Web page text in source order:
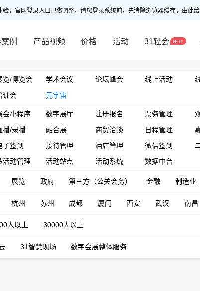
，官网登录入口已做调整，请您登录系统前，先清除浏览器缓存，由此
例 产品视频 价格 活动 31轻会
览/博览会 学术会议 论坛峰会 线上活动
训会 元宇宙
会小程序 数字展厅 注册报名 票务管理
播/录播 融合展 商贸洽谈 日程管理
子签到 接待管理 酒店管理 微信签到
活动管理 活动站点 活动系统 数据中台
展览 政府 第三方（公关会务） 金融 制造业
杭州 苏州 成都 厦门 西安 武汉 南昌
人以上 30000人以上
31智慧现场 数字会展整体服务